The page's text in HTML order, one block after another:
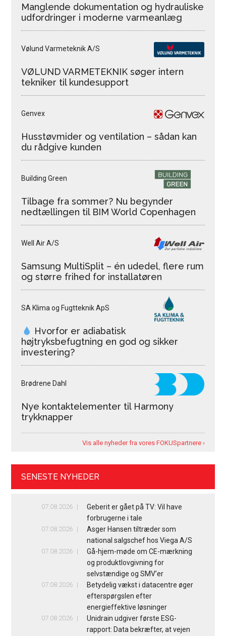
Manglende dokumentation og hydrauliske
udfordringer i moderne varmeanlæg
Vølund Varmeteknik A/S
VØLUND VARMETEKNIK søger intern
tekniker til kundesupport
Genvex
Husstøvmider og ventilation – sådan kan
du rådgive kunden
Building Green
Tilbage fra sommer? Nu begynder
nedtællingen til BIM World Copenhagen
Well Air A/S
Samsung MultiSplit – én udedel, flere rum
og større frihed for installatøren
SA Klima og Fugtteknik ApS
Hvorfor er adiabatisk
højtryksbefugtning en god og sikker
investering?
Brødrene Dahl
Nye kontaktelementer til Harmony
trykknapper
Vis alle nyheder fra vores FOKUSpartnere ›
SENESTE NYHEDER
07.08.2026
Geberit er gået på TV: Vil have
forbrugerne i tale
07.08.2026
Asger Hansen tiltræder som
national salgschef hos Viega A/S
07.08.2026
Gå-hjem-møde om CE-mærkning
og produktlovgivning for
selvstændige og SMV’er
07.08.2026
Betydelig vækst i datacentre øger
efterspørgslen efter
energieffektive løsninger
07.08.2026
Unidrain udgiver første ESG-
rapport: Data bekræfter, at vejen